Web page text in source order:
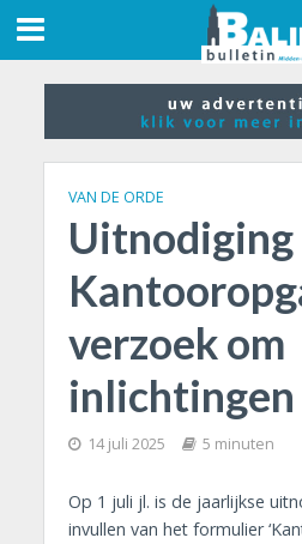
VAN DE ORDE
Uitnodiging
verzoek om
14 juli 2025 5 minuten
Op 1 juli jl. is de jaarlijkse
invullen van het formulier